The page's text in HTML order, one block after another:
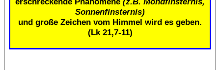
Sonnenfinsternis)
und große Zeichen vom Himmel wird es geben.
(Lk 21,7-11)